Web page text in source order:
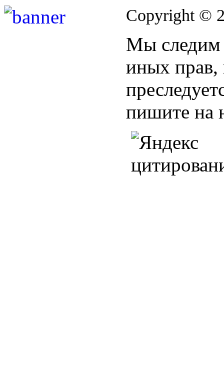
Copyright ©
Мы следим
иных прав,
пишите на